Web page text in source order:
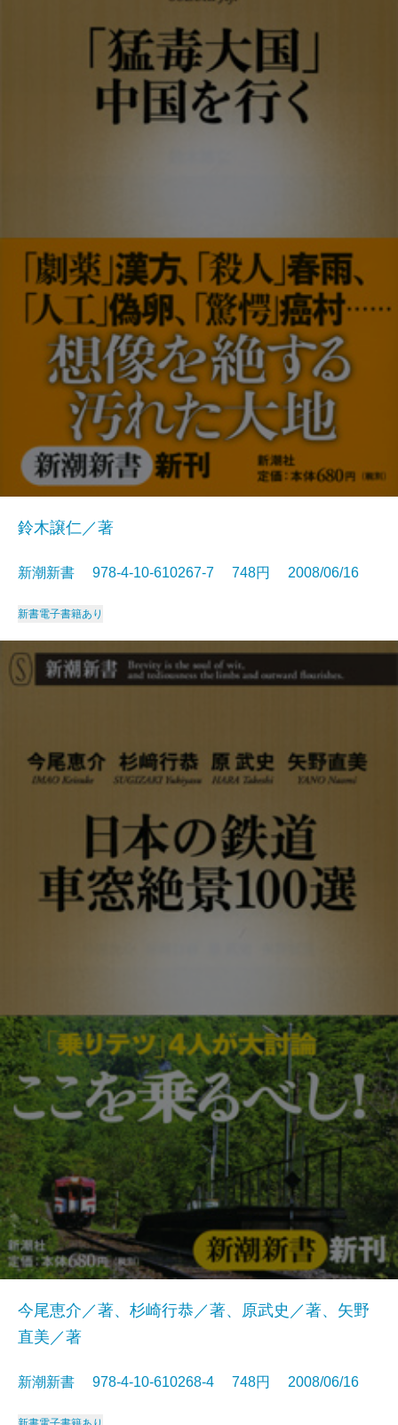
鈴木譲仁／著
新潮新書 978-4-10-610267-7 748円 2008/06/16
新書電子書籍あり
今尾恵介／著、杉崎行恭／著、原武史／著、矢野
直美／著
新潮新書 978-4-10-610268-4 748円 2008/06/16